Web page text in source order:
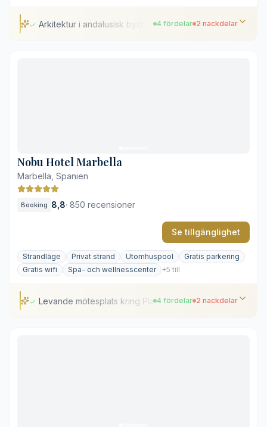
Arkitektur i andalusisk bystil 4 fördelar 2 nackdelar
Nobu Hotel Marbella
Marbella, Spanien
Booking 8,8· 850 recensioner
Se tillgänglighet
Strandläge Privat strand Utomhuspool
Gratis parkering
Gratis wifi
Spa- och wellnesscenter +5 till
Levande mötesplats kring Plaza4 fördelar 2 nackdelar